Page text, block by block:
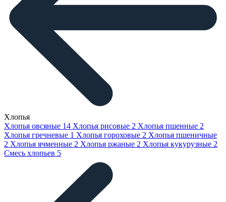
Хлопья
Хлопья овсяные 14 Хлопья рисовые 2 Хлопья пшенные 2
Хлопья гречневые 1 Хлопья гороховые 2 Хлопья пшеничные
2 Хлопья ячменные 2 Хлопья ржаные 2 Хлопья кукурузные 2
Смесь хлопьев 5